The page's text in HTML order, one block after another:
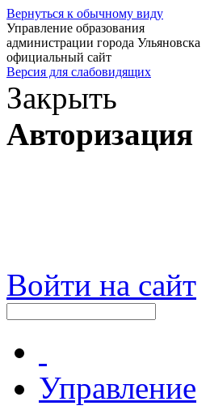
Вернуться к обычному виду
Управление образования
администрации города Ульяновска
официальный сайт
Версия для слабовидящих
Закрыть
Авторизация
Войти на сайт
Управление